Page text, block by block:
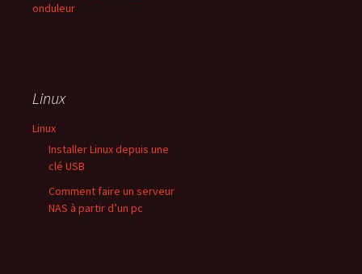
onduleur
Linux
Linux
Installer Linux depuis une
clé USB
Comment faire un serveur
NAS à partir d’un pc